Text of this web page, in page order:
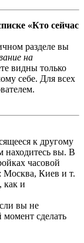
«Кто сейчас
разделе вы
на
видны только
себе. Для всех
к другому
находитесь вы. В
часовой
Москва, Киев и т.
как и
вы не
момент сделать